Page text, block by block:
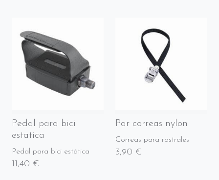
Pedal para bici
estatica
Pedal para bici estática
11,40 €
Par correas nylon
Correas para rastrales
3,90 €